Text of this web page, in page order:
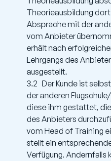
Theorieausbildung
Absprache mit der
vom Anbieter
erhält nach
Lehrgangs des
ausgestellt.
3.2 Der Kunde ist
der anderen
diese ihm gestattet,
des Anbieters
vom Head of Training
stellt ein
Verfügung. Andernfalls